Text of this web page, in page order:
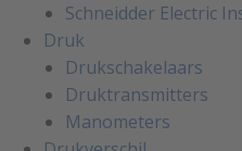
Schneidder Electric
Druk
Drukschakelaars
Druktransmitters
Manometers